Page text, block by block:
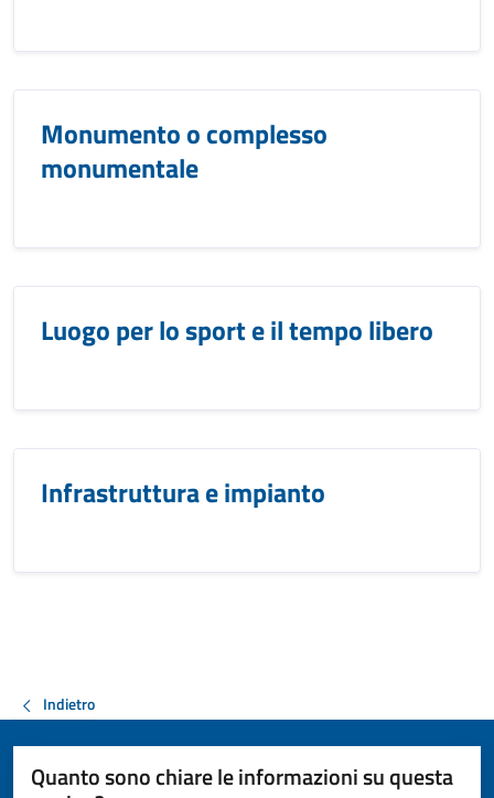
Monumento o complesso
monumentale
Luogo per lo sport e il tempo libero
Infrastruttura e impianto
Indietro
Quanto sono chiare le informazioni su questa